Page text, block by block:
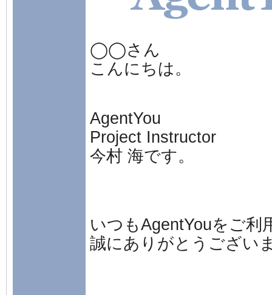
◯◯さん
こんにちは。
AgentYou
Project Instructor
今村 海です。
いつもAgentYouをご利
誠にありがとうござい